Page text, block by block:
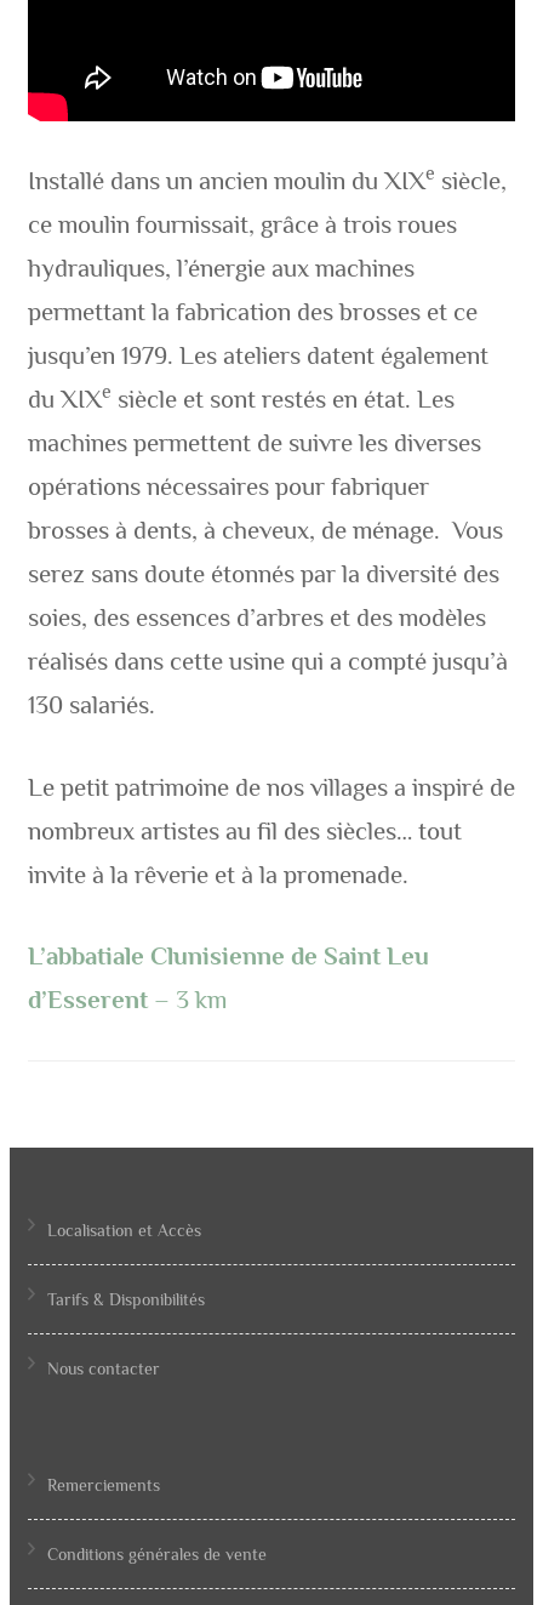
Installé dans un ancien moulin du XIXe siècle,
ce moulin fournissait, grâce à trois roues
hydrauliques, l’énergie aux machines
permettant la fabrication des brosses et ce
jusqu’en 1979. Les ateliers datent également
du XIXe siècle et sont restés en état. Les
machines permettent de suivre les diverses
opérations nécessaires pour fabriquer
brosses à dents, à cheveux, de ménage. Vous
serez sans doute étonnés par la diversité des
soies, des essences d’arbres et des modèles
réalisés dans cette usine qui a compté jusqu’à
130 salariés.
Le petit patrimoine de nos villages a inspiré de
nombreux artistes au fil des siècles… tout
invite à la rêverie et à la promenade.
L’abbatiale Clunisienne de Saint Leu
d’Esserent – 3 km
Localisation et Accès
Tarifs & Disponibilités
Nous contacter
Remerciements
Conditions générales de vente